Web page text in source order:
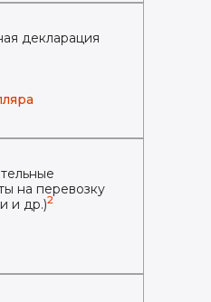
декларация
на перевозку
и др.)2